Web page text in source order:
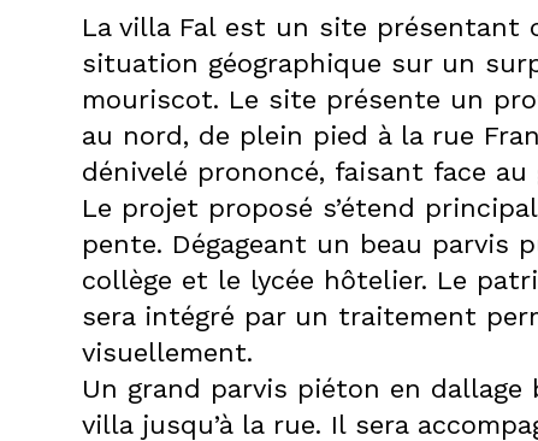
La villa Fal est un site présentant
situation géographique sur un
mouriscot. Le site présente un
au nord, de plein pied à la rue
dénivelé prononcé, faisant face au
Le projet proposé s’étend
pente. Dégageant un beau parvis
collège et le lycée hôtelier. Le
sera intégré par un traitement
visuellement.
Un grand parvis piéton en
villa jusqu’à la rue. Il sera